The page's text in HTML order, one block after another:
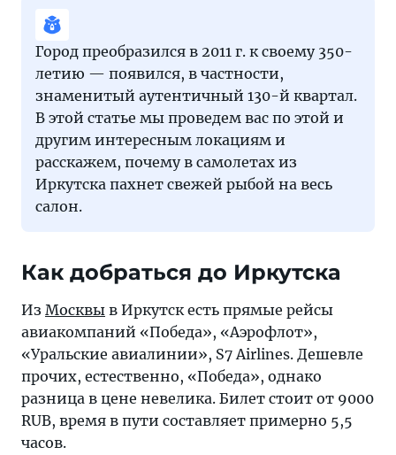
Город преобразился в 2011 г. к своему 350-
летию — появился, в частности,
знаменитый аутентичный 130-й квартал.
В этой статье мы проведем вас по этой и
другим интересным локациям и
расскажем, почему в самолетах из
Иркутска пахнет свежей рыбой на весь
салон.
Как добраться до Иркутска
Из Москвы в Иркутск есть прямые рейсы
авиакомпаний «Победа», «Аэрофлот»,
«Уральские авиалинии», S7 Airlines. Дешевле
прочих, естественно, «Победа», однако
разница в цене невелика. Билет стоит от 9000
RUB, время в пути составляет примерно 5,5
часов.